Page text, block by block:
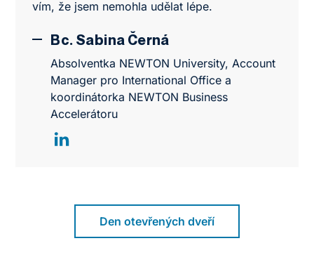
vím, že jsem nemohla udělat lépe.
Bc. Sabina Černá
Absolventka NEWTON University, Account
Manager pro International Office a
koordinátorka NEWTON Business
Accelerátoru
Den otevřených dveří